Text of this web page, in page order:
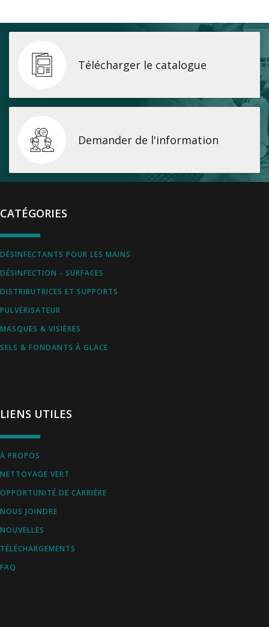
Télécharger le catalogue
Demander de l'information
CATÉGORIES
DÉSINFECTANTS POUR LES MAINS
DÉSINFECTION - SURFACES
DISTRIBUTRICES ET SUPPORTS
PULVÉRISATEUR
MASQUES & VISIÈRES
SELS & FONDANTS À GLACE
LIENS UTILES
À PROPOS
NETTOYAGE VERT
OPPORTUNITÉ DE CARRIÈRE
NOUS JOINDRE
NOUVELLES
TÉLÉCHARGEMENTS
FAQ